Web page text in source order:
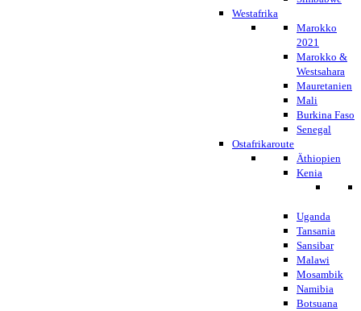
Westafrika
Marokko
2021
Marokko &
Westsahara
Mauretanien
Mali
Burkina Faso
Senegal
Ostafrikaroute
Äthiopien
Kenia
Uganda
Tansania
Sansibar
Malawi
Mosambik
Namibia
Botsuana